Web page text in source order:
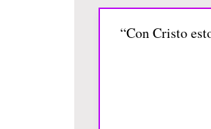
“Con Cristo